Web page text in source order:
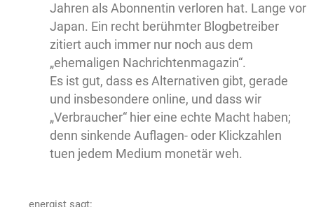
Jahren als Abonnentin verloren hat. Lange vor
Japan. Ein recht berühmter Blogbetreiber
zitiert auch immer nur noch aus dem
„ehemaligen Nachrichtenmagazin“.
Es ist gut, dass es Alternativen gibt, gerade
und insbesondere online, und dass wir
„Verbraucher“ hier eine echte Macht haben;
denn sinkende Auflagen- oder Klickzahlen
tuen jedem Medium monetär weh.
energist sagt: